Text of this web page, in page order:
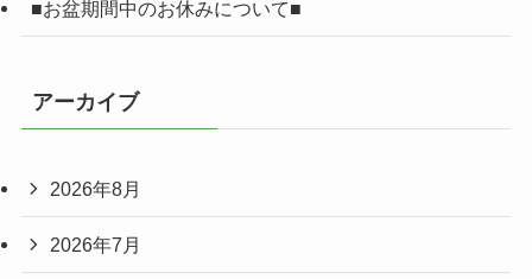
■お盆期間中のお休みについて■
アーカイブ
2026年8月
2026年7月